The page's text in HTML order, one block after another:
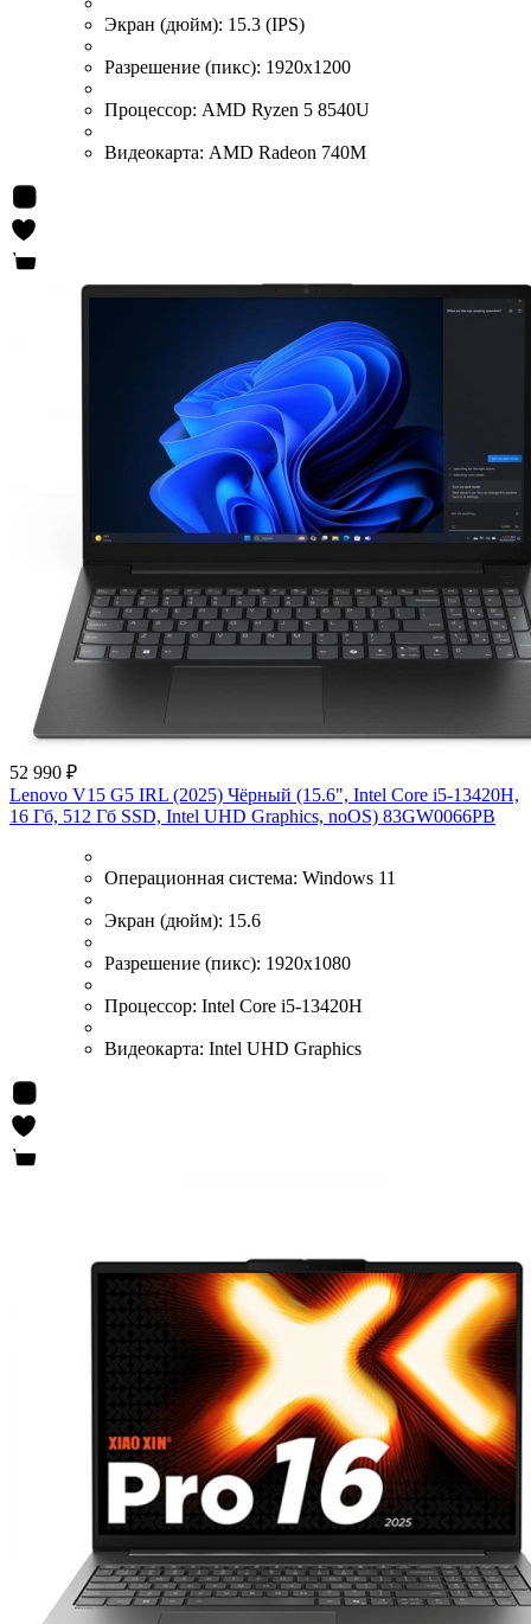
Экран (дюйм): 15.3 (IPS)
Разрешение (пикс): 1920x1200
Процессор: AMD Ryzen 5 8540U
Видеокарта: AMD Radeon 740M
52 990 ₽
Lenovo V15 G5 IRL (2025) Чёрный (15.6", Intel Core i5-13420H,
16 Гб, 512 Гб SSD, Intel UHD Graphics, noOS) 83GW0066PB
Операционная система: Windows 11
Экран (дюйм): 15.6
Разрешение (пикс): 1920x1080
Процессор: Intel Core i5-13420H
Видеокарта: Intel UHD Graphics